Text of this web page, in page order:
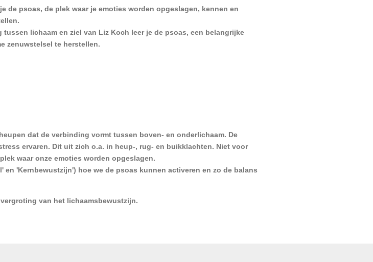
de psoas, de plek waar je emoties worden opgeslagen, kennen en
lichaam en ziel van Liz Koch leer je de psoas, een belangrijke
zenuwstelsel te herstellen.
dat de verbinding vormt tussen boven- en onderlichaam. De
ervaren. Dit uit zich o.a. in heup-, rug- en buikklachten. Niet voor
waar onze emoties worden opgeslagen.
'Kernbewustzijn') hoe we de psoas kunnen activeren en zo de balans
van het lichaamsbewustzijn.